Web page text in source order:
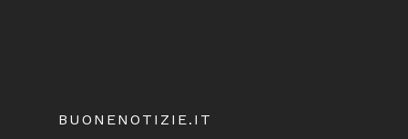
BUONENOTIZIE.IT